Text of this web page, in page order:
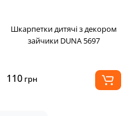
Шкарпетки дитячі з декором
зайчики DUNA 5697
110 грн